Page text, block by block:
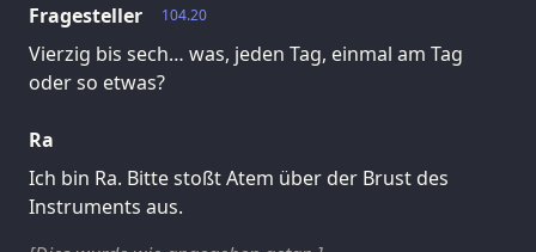
104.20
Fragesteller
Vierzig bis sech… was, jeden Tag, einmal am Tag
oder so etwas?
Ra
Ich bin Ra. Bitte stoßt Atem über der Brust des
Instruments aus.